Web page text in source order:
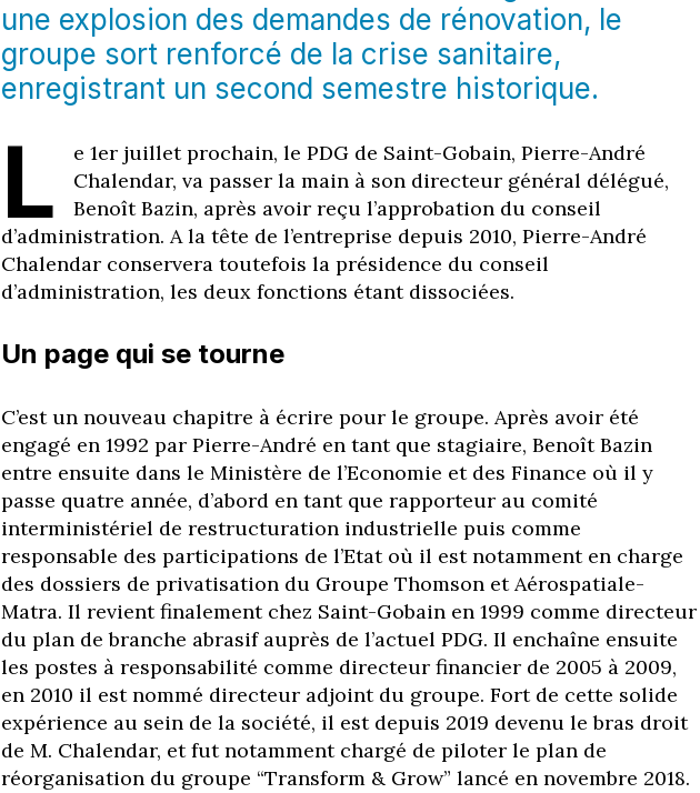
une explosion des demandes de rénovation, le
groupe sort renforcé de la crise sanitaire,
enregistrant un second semestre historique.
L
e 1er juillet prochain, le PDG de Saint-Gobain, Pierre-André
Chalendar, va passer la main à son directeur général délégué,
Benoît Bazin, après avoir reçu l’approbation du conseil
d’administration. A la tête de l’entreprise depuis 2010, Pierre-André
Chalendar conservera toutefois la présidence du conseil
d’administration, les deux fonctions étant dissociées.
Un page qui se tourne
C’est un nouveau chapitre à écrire pour le groupe. Après avoir été
engagé en 1992 par Pierre-André en tant que stagiaire, Benoît Bazin
entre ensuite dans le Ministère de l’Economie et des Finance où il y
passe quatre année, d’abord en tant que rapporteur au comité
interministériel de restructuration industrielle puis comme
responsable des participations de l’Etat où il est notamment en charge
des dossiers de privatisation du Groupe Thomson et Aérospatiale-
Matra. Il revient finalement chez Saint-Gobain en 1999 comme directeur
du plan de branche abrasif auprès de l’actuel PDG. Il enchaîne ensuite
les postes à responsabilité comme directeur financier de 2005 à 2009,
en 2010 il est nommé directeur adjoint du groupe. Fort de cette solide
expérience au sein de la société, il est depuis 2019 devenu le bras droit
de M. Chalendar, et fut notamment chargé de piloter le plan de
réorganisation du groupe “Transform & Grow” lancé en novembre 2018.